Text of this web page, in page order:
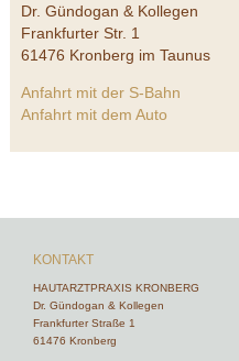
Dr. Gündogan & Kollegen
Frankfurter Str. 1
61476 Kronberg im Taunus
Anfahrt mit der S-Bahn
Anfahrt mit dem Auto
KONTAKT
HAUTARZTPRAXIS KRONBERG
Dr. Gündogan & Kollegen
Frankfurter Straße 1
61476 Kronberg